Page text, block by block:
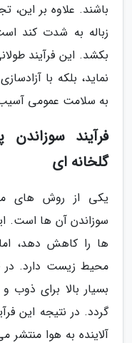
باشند. علاوه بر
زباله به شدت کند
بکشد. این فرآیند
نماید، بلکه با
به سلامت عمومی
فرآیند
گلخانه ای
یکی از روش های
سوزاندن آن ها است.
ها را کاهش دهد،
محیط زیست دارد. در
بسیار بالا برای ذوب
گردد. در نتیجه این
آلاینده به هوا